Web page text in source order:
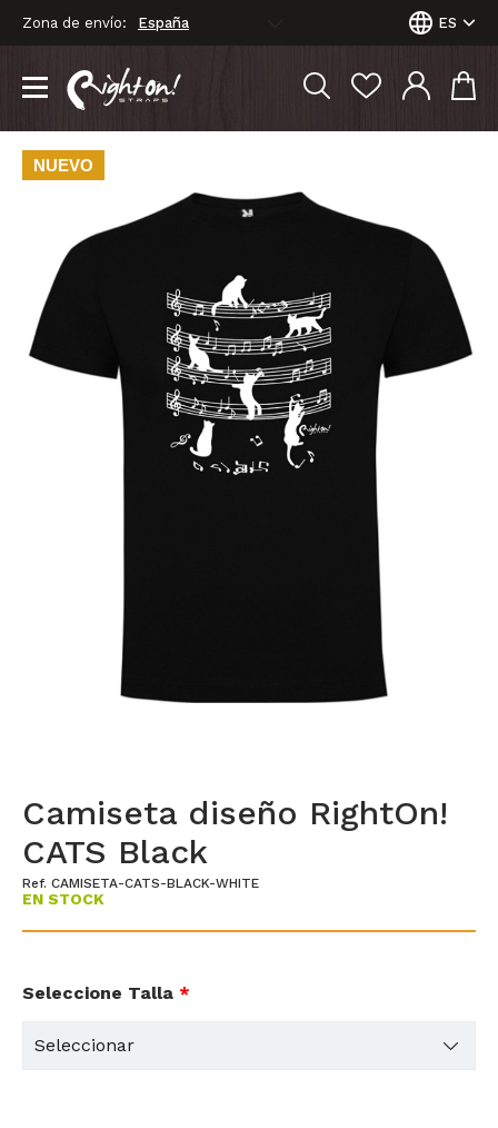
Zona de envío: ES
NUEVO
Camiseta diseño RightOn!
CATS Black
Ref. CAMISETA-CATS-BLACK-WHITE
EN STOCK
Seleccione Talla *